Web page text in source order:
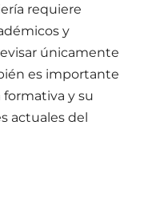
requiere
y
únicamente
es importante
formativa y su
actuales del